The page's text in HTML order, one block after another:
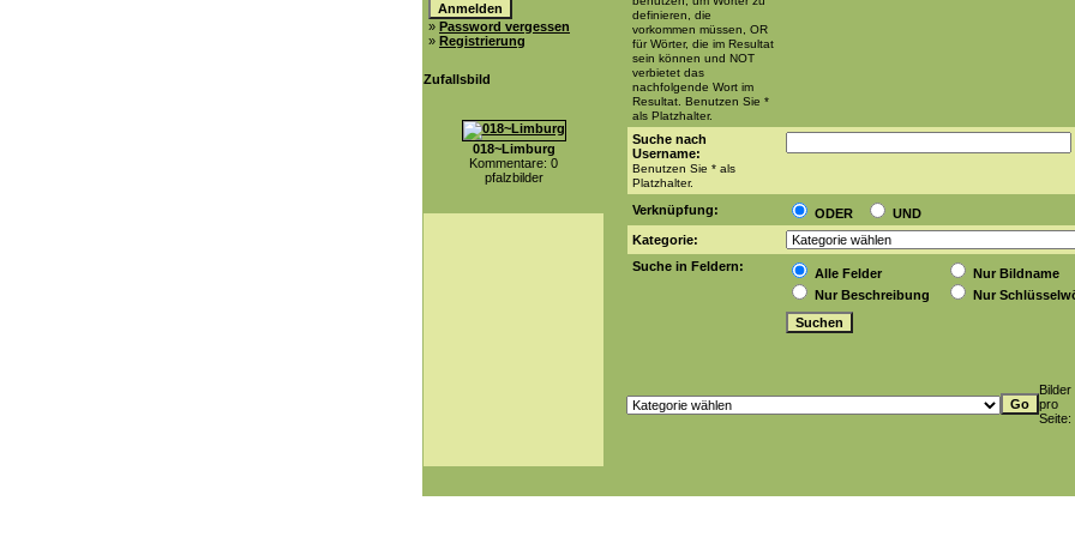
» Password vergessen
» Registrierung
Zufallsbild
018~Limburg
Kommentare: 0
pfalzbilder
definieren, die
vorkommen müssen, OR
für Wörter, die im Resultat
sein können und NOT
verbietet das
nachfolgende Wort im
Resultat. Benutzen Sie *
als Platzhalter.
Suche nach
Username:
Benutzen Sie * als
Platzhalter.
Verknüpfung: ODER
UND
Kategorie:
Suche in Feldern:
Alle Felder
Nur Bildname
Nur Beschreibung
Nur
Bilder
pro
Seite: